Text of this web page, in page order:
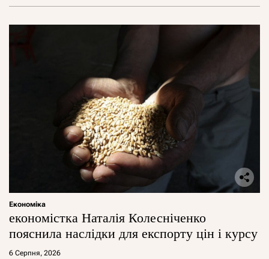
Економіка
економістка Наталія Колесніченко
пояснила наслідки для експорту цін і курсу
6 Серпня, 2026